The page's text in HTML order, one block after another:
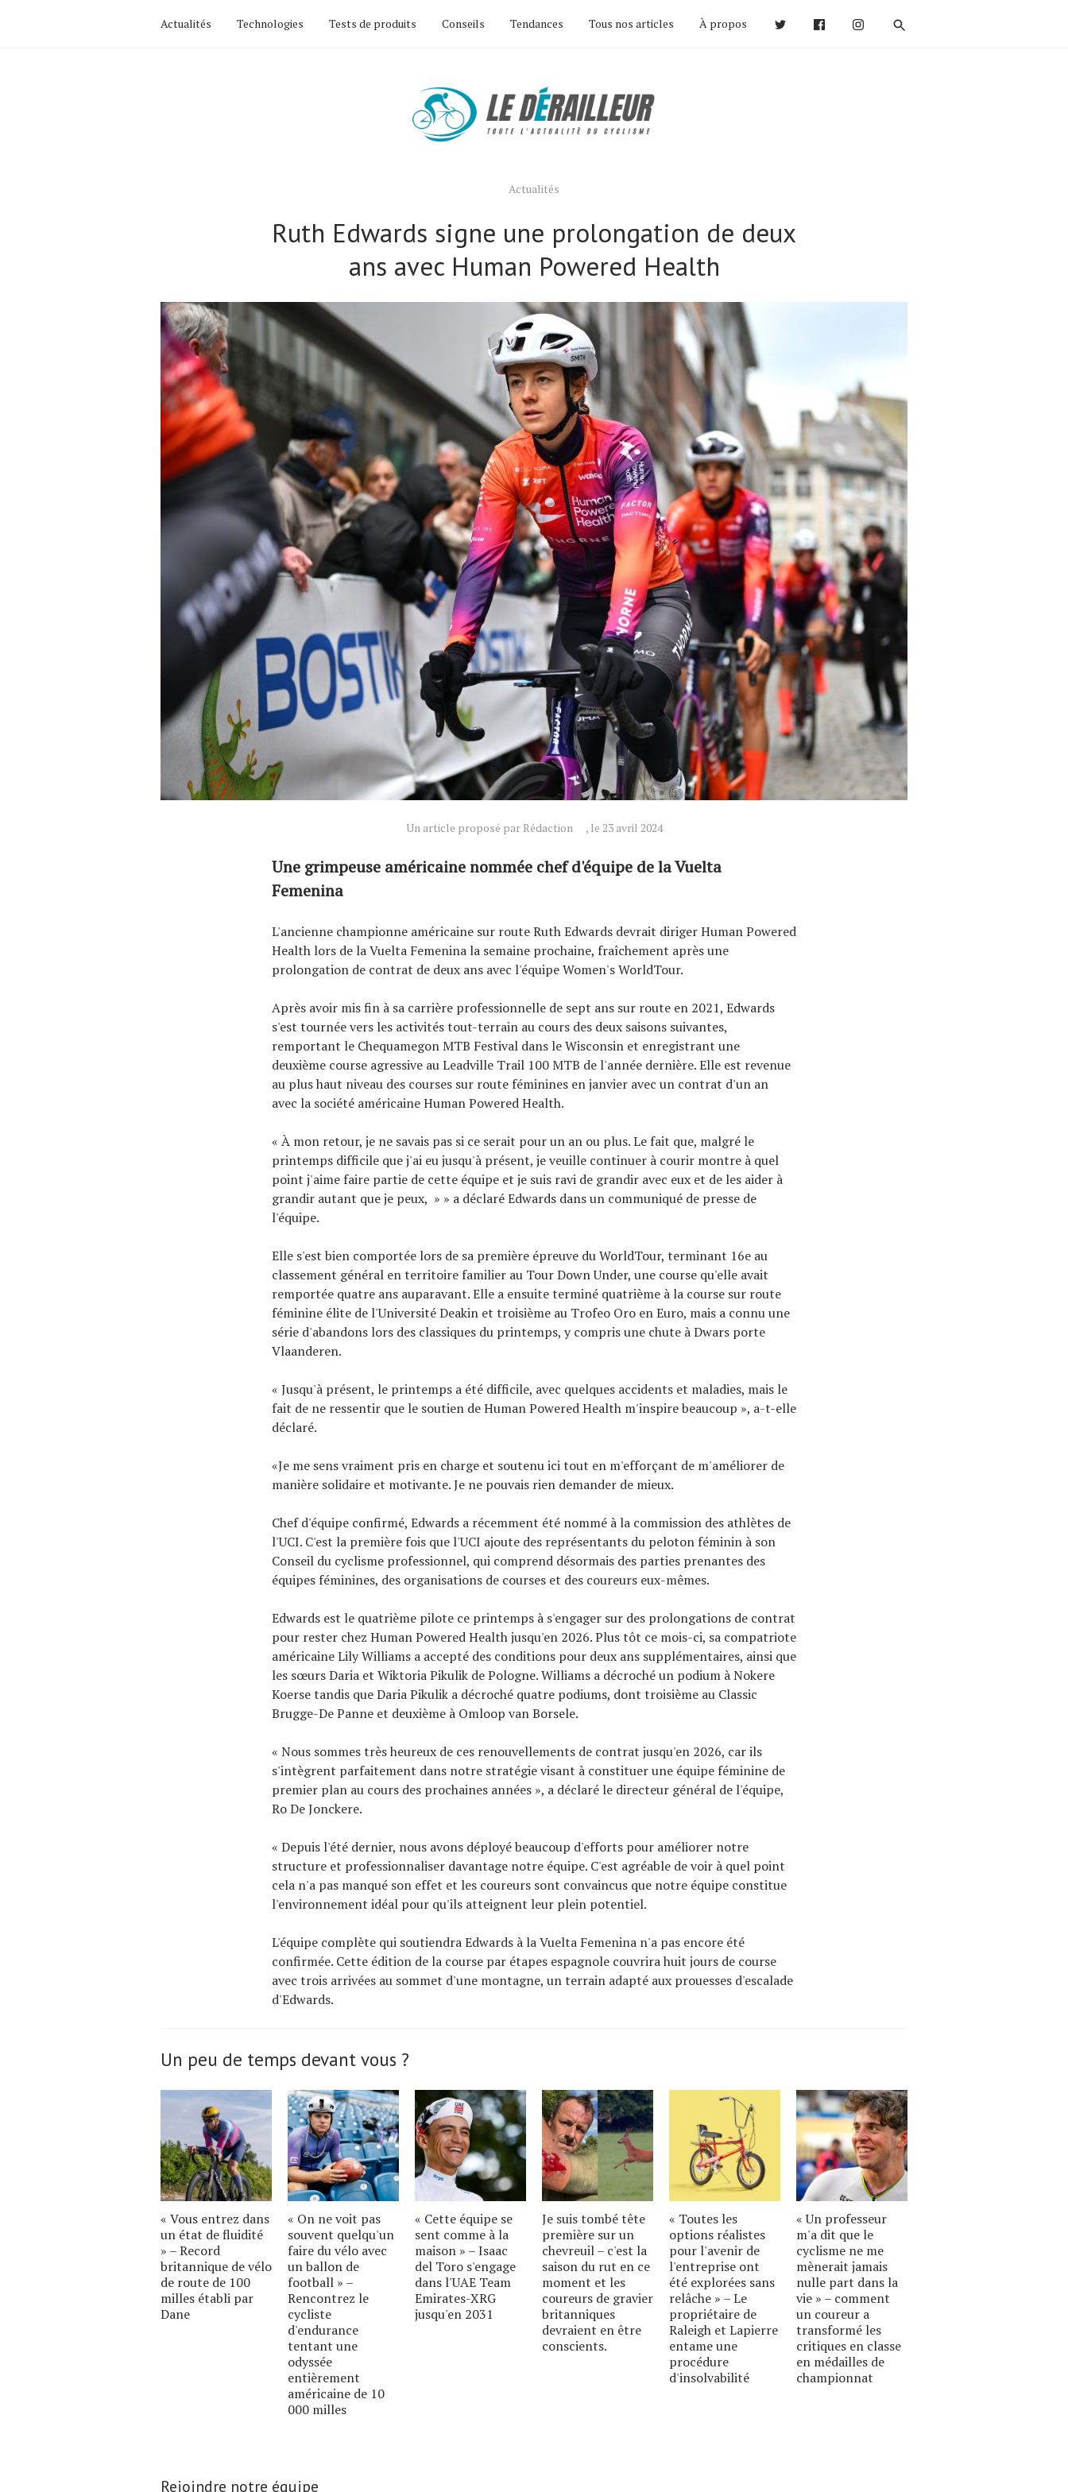
Actualités Technologies Tests de produits Conseils Tendances Tous nos articles À propos
Actualités
Ruth Edwards signe une prolongation de deux
ans avec Human Powered Health
Un article proposé par Rédaction , le 23 avril 2024
Une grimpeuse américaine nommée chef d'équipe de la Vuelta
Femenina
L'ancienne championne américaine sur route Ruth Edwards devrait diriger Human Powered
Health lors de la Vuelta Femenina la semaine prochaine, fraîchement après une
prolongation de contrat de deux ans avec l'équipe Women's WorldTour.
Après avoir mis fin à sa carrière professionnelle de sept ans sur route en 2021, Edwards
s'est tournée vers les activités tout-terrain au cours des deux saisons suivantes,
remportant le Chequamegon MTB Festival dans le Wisconsin et enregistrant une
deuxième course agressive au Leadville Trail 100 MTB de l'année dernière. Elle est revenue
au plus haut niveau des courses sur route féminines en janvier avec un contrat d'un an
avec la société américaine Human Powered Health.
« À mon retour, je ne savais pas si ce serait pour un an ou plus. Le fait que, malgré le
printemps difficile que j'ai eu jusqu'à présent, je veuille continuer à courir montre à quel
point j'aime faire partie de cette équipe et je suis ravi de grandir avec eux et de les aider à
grandir autant que je peux, » » a déclaré Edwards dans un communiqué de presse de
l'équipe.
Elle s'est bien comportée lors de sa première épreuve du WorldTour, terminant 16e au
classement général en territoire familier au Tour Down Under, une course qu'elle avait
remportée quatre ans auparavant. Elle a ensuite terminé quatrième à la course sur route
féminine élite de l'Université Deakin et troisième au Trofeo Oro en Euro, mais a connu une
série d'abandons lors des classiques du printemps, y compris une chute à Dwars porte
Vlaanderen.
« Jusqu'à présent, le printemps a été difficile, avec quelques accidents et maladies, mais le
fait de ne ressentir que le soutien de Human Powered Health m'inspire beaucoup », a-t-elle
déclaré.
«Je me sens vraiment pris en charge et soutenu ici tout en m'efforçant de m'améliorer de
manière solidaire et motivante. Je ne pouvais rien demander de mieux.
Chef d'équipe confirmé, Edwards a récemment été nommé à la commission des athlètes de
l'UCI. C'est la première fois que l'UCI ajoute des représentants du peloton féminin à son
Conseil du cyclisme professionnel, qui comprend désormais des parties prenantes des
équipes féminines, des organisations de courses et des coureurs eux-mêmes.
Edwards est le quatrième pilote ce printemps à s'engager sur des prolongations de contrat
pour rester chez Human Powered Health jusqu'en 2026. Plus tôt ce mois-ci, sa compatriote
américaine Lily Williams a accepté des conditions pour deux ans supplémentaires, ainsi que
les sœurs Daria et Wiktoria Pikulik de Pologne. Williams a décroché un podium à Nokere
Koerse tandis que Daria Pikulik a décroché quatre podiums, dont troisième au Classic
Brugge-De Panne et deuxième à Omloop van Borsele.
« Nous sommes très heureux de ces renouvellements de contrat jusqu'en 2026, car ils
s'intègrent parfaitement dans notre stratégie visant à constituer une équipe féminine de
premier plan au cours des prochaines années », a déclaré le directeur général de l'équipe,
Ro De Jonckere.
« Depuis l'été dernier, nous avons déployé beaucoup d'efforts pour améliorer notre
structure et professionnaliser davantage notre équipe. C'est agréable de voir à quel point
cela n'a pas manqué son effet et les coureurs sont convaincus que notre équipe constitue
l'environnement idéal pour qu'ils atteignent leur plein potentiel.
L'équipe complète qui soutiendra Edwards à la Vuelta Femenina n'a pas encore été
confirmée. Cette édition de la course par étapes espagnole couvrira huit jours de course
avec trois arrivées au sommet d'une montagne, un terrain adapté aux prouesses d'escalade
d'Edwards.
Un peu de temps devant vous ?
« Vous entrez dans
un état de fluidité
» – Record
britannique de vélo
de route de 100
milles établi par
Dane
« On ne voit pas
souvent quelqu'un
faire du vélo avec
un ballon de
football » –
Rencontrez le
cycliste
d'endurance
tentant une
odyssée
entièrement
américaine de 10
000 milles
« Cette équipe se
sent comme à la
maison » – Isaac
del Toro s'engage
dans l'UAE Team
Emirates-XRG
jusqu'en 2031
Je suis tombé tête
première sur un
chevreuil – c'est la
saison du rut en ce
moment et les
coureurs de gravier
britanniques
devraient en être
conscients.
« Toutes les
options réalistes
pour l'avenir de
l'entreprise ont
été explorées sans
relâche » – Le
propriétaire de
Raleigh et Lapierre
entame une
procédure
d'insolvabilité
« Un professeur
m'a dit que le
cyclisme ne me
mènerait jamais
nulle part dans la
vie » – comment
un coureur a
transformé les
critiques en classe
en médailles de
championnat
Rejoindre notre équipe